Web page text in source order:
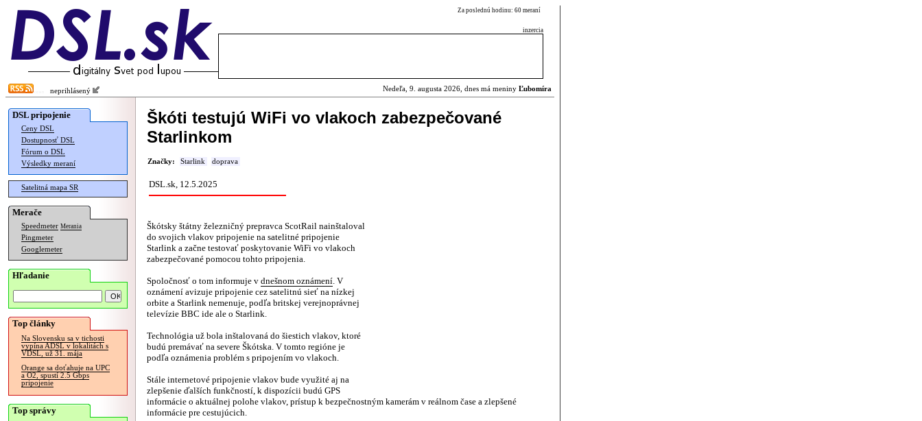
Za poslednú hodinu: 60 meraní
inzercia
neprihlásený Nedeľa, 9. augusta 2026, dnes má meniny Ľubomíra
DSL pripojenie
Ceny DSL
Dostupnosť DSL
Fórum o DSL
Výsledky meraní
Satelitná mapa SR
Merače
Speedmeter Merania
Pingmeter
Googlemeter
Hľadanie
Top články
Na Slovensku sa v tichosti
vypína ADSL v lokalitách s
VDSL, už 31. mája
Orange sa doťahuje na UPC
a O2, spustí 2.5 Gbps
pripojenie
Top správy
Škóti testujú WiFi vo vlakoch zabezpečované
Starlinkom
Značky: Starlink doprava
DSL.sk, 12.5.2025
Škótsky štátny železničný prepravca ScotRail nainštaloval
do svojich vlakov pripojenie na satelitné pripojenie
Starlink a začne testovať poskytovanie WiFi vo vlakoch
zabezpečované pomocou tohto pripojenia.
Spoločnosť o tom informuje v dnešnom oznámení. V
oznámení avizuje pripojenie cez satelitnú sieť na nízkej
orbite a Starlink nemenuje, podľa britskej verejnoprávnej
televízie BBC ide ale o Starlink.
Technológia už bola inštalovaná do šiestich vlakov, ktoré
budú premávať na severe Škótska. V tomto regióne je
podľa oznámenia problém s pripojením vo vlakoch.
Stále internetové pripojenie vlakov bude využité aj na
zlepšenie ďalších funkčností, k dispozícii budú GPS
informácie o aktuálnej polohe vlakov, prístup k bezpečnostným kamerám v reálnom čase a zlepšené
informácie pre cestujúcich.